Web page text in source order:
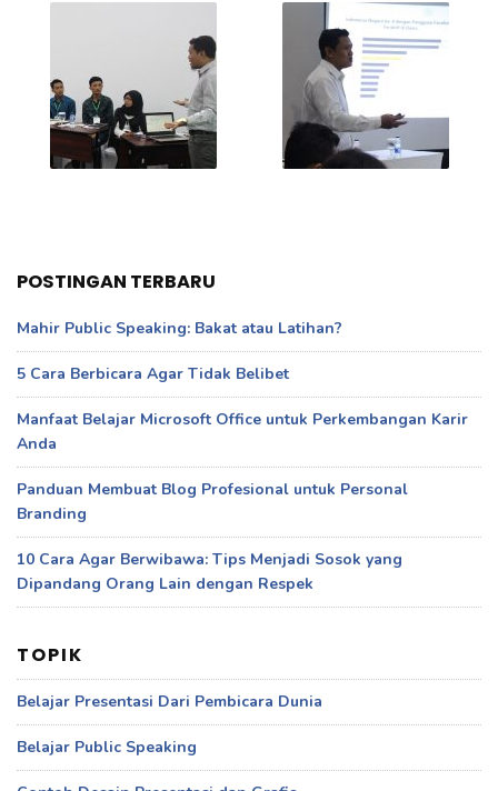
POSTINGAN TERBARU
Mahir Public Speaking: Bakat atau Latihan?
5 Cara Berbicara Agar Tidak Belibet
Manfaat Belajar Microsoft Office untuk Perkembangan Karir
Anda
Panduan Membuat Blog Profesional untuk Personal
Branding
10 Cara Agar Berwibawa: Tips Menjadi Sosok yang
Dipandang Orang Lain dengan Respek
TOPIK
Belajar Presentasi Dari Pembicara Dunia
Belajar Public Speaking